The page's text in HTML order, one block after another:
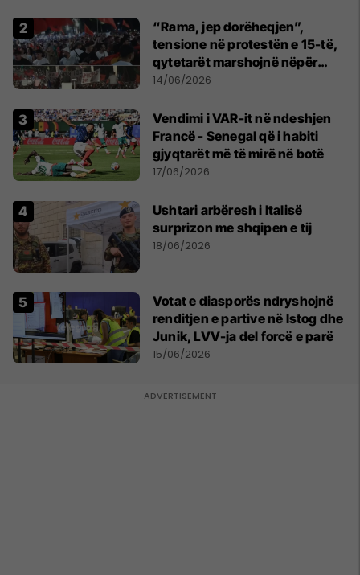
“Rama, jep dorëheqjen”,
tensione në protestën e 15-të,
qytetarët marshojnë nëpër
kryeqytet
14/06/2026
Vendimi i VAR-it në ndeshjen
Francë - Senegal që i habiti
gjyqtarët më të mirë në botë
17/06/2026
Ushtari arbëresh i Italisë
surprizon me shqipen e tij
18/06/2026
Votat e diasporës ndryshojnë
renditjen e partive në Istog dhe
Junik, LVV-ja del forcë e parë
15/06/2026